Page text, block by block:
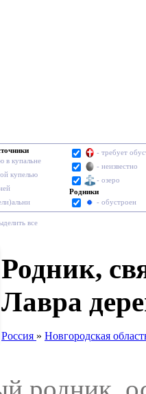
в купальне
купелью
- требует
- неизвестно
- озеро
Родники
- обустроен
все
Родник,
Лавра
Россия » Новгородская